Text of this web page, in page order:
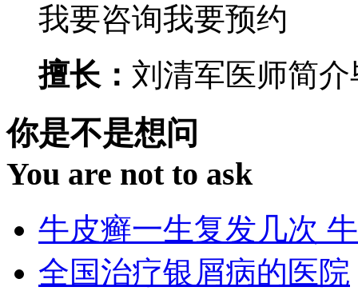
我要咨询我要预约
擅长： 刘清军医师简
你是不是想问
You are not to ask
牛皮癣一生复发几次 牛
全国治疗银屑病的医院